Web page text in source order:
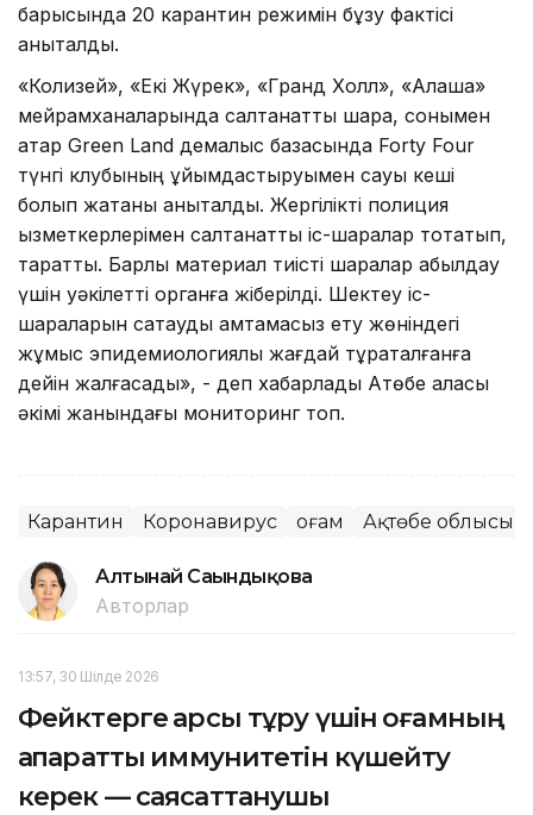
барысында 20 карантин режимін бұзу фактісі
анықталды.
«Колизей», «Екі Жүрек», «Гранд Холл», «Алаша»
мейрамханаларында салтанатты шара, сонымен
қатар Green Land демалыс базасында Forty Four
түнгі клубының ұйымдастыруымен сауық кеші
болып жатқаны анықталды. Жергілікті полиция
қызметкерлерімен салтанатты іс-шаралар тоқтатып,
таратты. Барлық материал тиісті шаралар қабылдау
үшін уәкілетті органға жіберілді. Шектеу іс-
шараларын сақтауды қамтамасыз ету жөніндегі
жұмыс эпидемиологиялық жағдай тұрақталғанға
дейін жалғасады», - деп хабарлады Ақтөбе қаласы
әкімі жанындағы мониторинг топ.
Карантин Коронавирус Қоғам Ақтөбе облысы
Алтынай Сағындықова
Авторлар
13:57, 30 Шілде 2026
Фейктерге қарсы тұру үшін қоғамның
ақпараттық иммунитетін күшейту
керек — саясаттанушы